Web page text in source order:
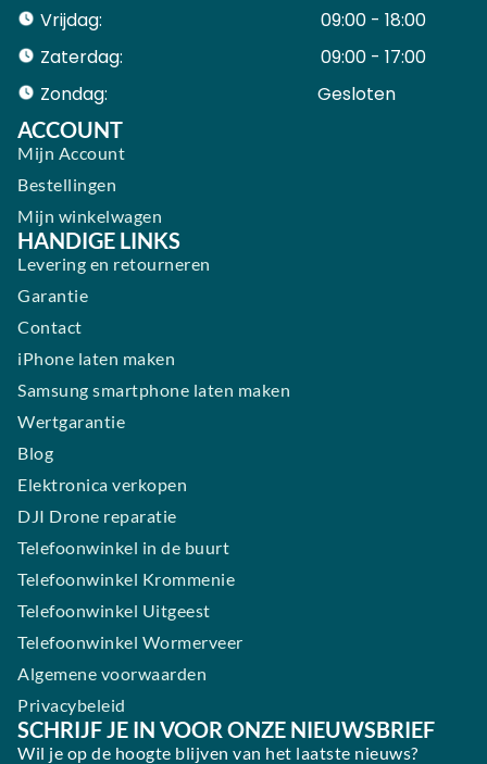
Vrijdag:
09:00 - 18:00
Zaterdag:
09:00 - 17:00
Zondag:
Gesloten ​ ​ ​ ​ ​ ​ ​
ACCOUNT
Mijn Account
Bestellingen
Mijn winkelwagen
HANDIGE LINKS
Levering en retourneren
Garantie
Contact
iPhone laten maken
Samsung smartphone laten maken
Wertgarantie
Blog
Elektronica verkopen
DJI Drone reparatie
Telefoonwinkel in de buurt
Telefoonwinkel Krommenie
Telefoonwinkel Uitgeest
Telefoonwinkel Wormerveer
Algemene voorwaarden
Privacybeleid
SCHRIJF JE IN VOOR ONZE NIEUWSBRIEF
Wil je op de hoogte blijven van het laatste nieuws?